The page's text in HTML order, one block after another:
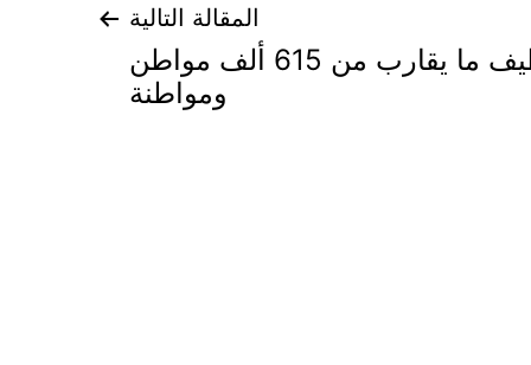
المقالة التالية
وزير العمل:تم توظيف ما يقارب من 615 ألف مواطن
ومواطنة